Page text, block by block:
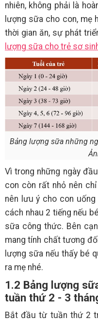
nhiên, không phải là
lượng sữa cho con, mẹ
thời gian ăn, sự phát
lượng sữa cho trẻ sơ
Bảng lượng sữa những
Vì trong những ngày
con còn rất nhỏ nên
nên lưu ý cho con
cách nhau 2 tiếng nếu
sữa công thức. Bên
mang tính chất tương
lượng sữa nếu thấy bé
ra mẹ nhé.
1.2 Bảng lượng
tuần thứ 2 - 3
Bắt đầu từ tuần thứ 2